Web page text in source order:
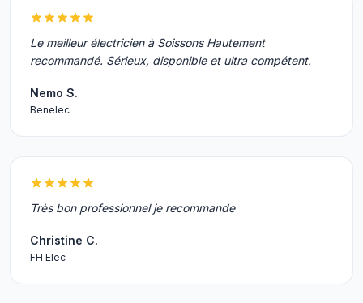
Le meilleur électricien à Soissons Hautement
recommandé. Sérieux, disponible et ultra compétent.
Nemo S.
Benelec
Très bon professionnel je recommande
Christine C.
FH Elec